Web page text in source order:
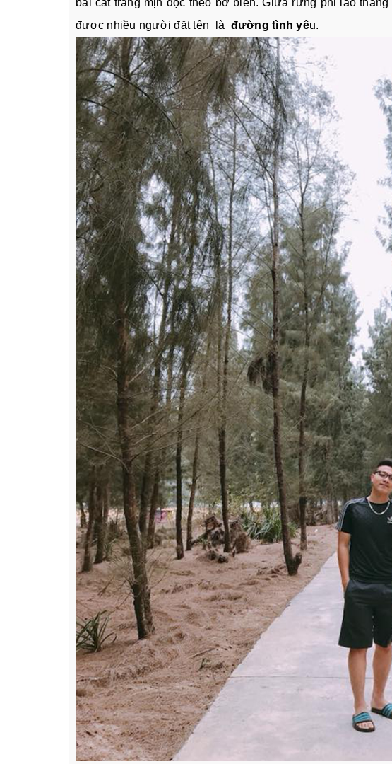
bãi cát trắng mịn dọc theo bờ biển. Giữa rừng phi lao
được nhiều người đặt tên là đường tình yêu.